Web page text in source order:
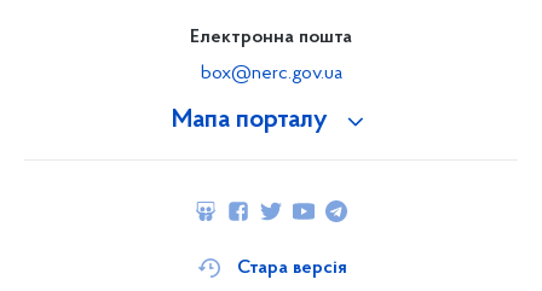
Мапа порталу
Електронна пошта
box@nerc.gov.ua
Стара версія